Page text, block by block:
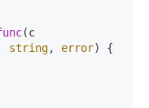
(c
string, error) {